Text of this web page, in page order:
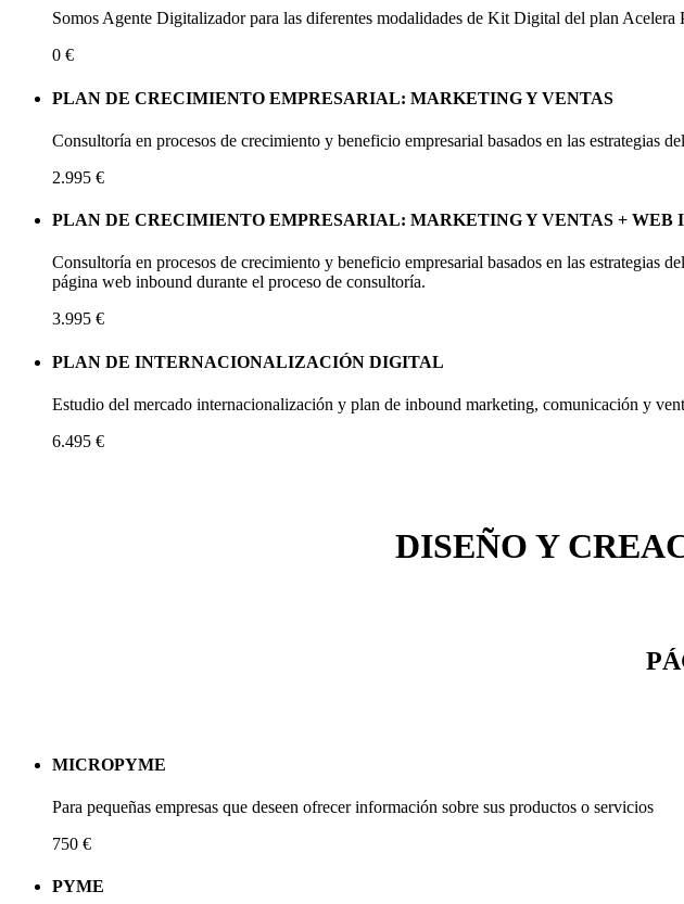
Somos Agente Digitalizador para las diferentes modalidades de Kit Digital del plan Acelera
0 €
PLAN DE CRECIMIENTO EMPRESARIAL: MARKETING Y VENTAS
Consultoría en procesos de crecimiento y beneficio empresarial basados en las
2.995 €
PLAN DE CRECIMIENTO EMPRESARIAL: MARKETING Y VENTAS + WEB
Consultoría en procesos de crecimiento y beneficio empresarial basados en las
página web inbound durante el proceso de consultoría.
3.995 €
PLAN DE INTERNACIONALIZACIÓN DIGITAL
Estudio del mercado internacionalización y plan de inbound marketing, comunicación y
6.495 €
DISEÑO Y
MICROPYME
Para pequeñas empresas que deseen ofrecer información sobre sus productos o servicios
750 €
PYME